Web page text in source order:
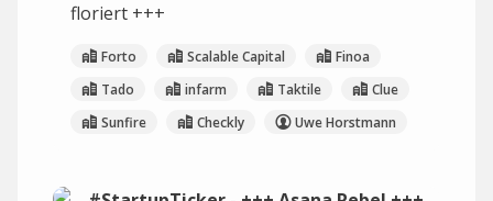
floriert +++
Forto Scalable Capital
Finoa
Tado
infarm Taktile
Clue
Sunfire
Checkly Uwe Horstmann